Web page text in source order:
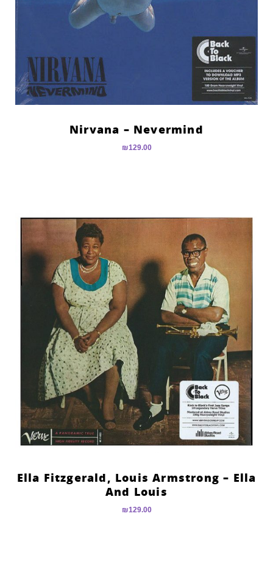
Nirvana – Nevermind
₪129.00
Ella Fitzgerald, Louis Armstrong – Ella
And Louis
₪129.00